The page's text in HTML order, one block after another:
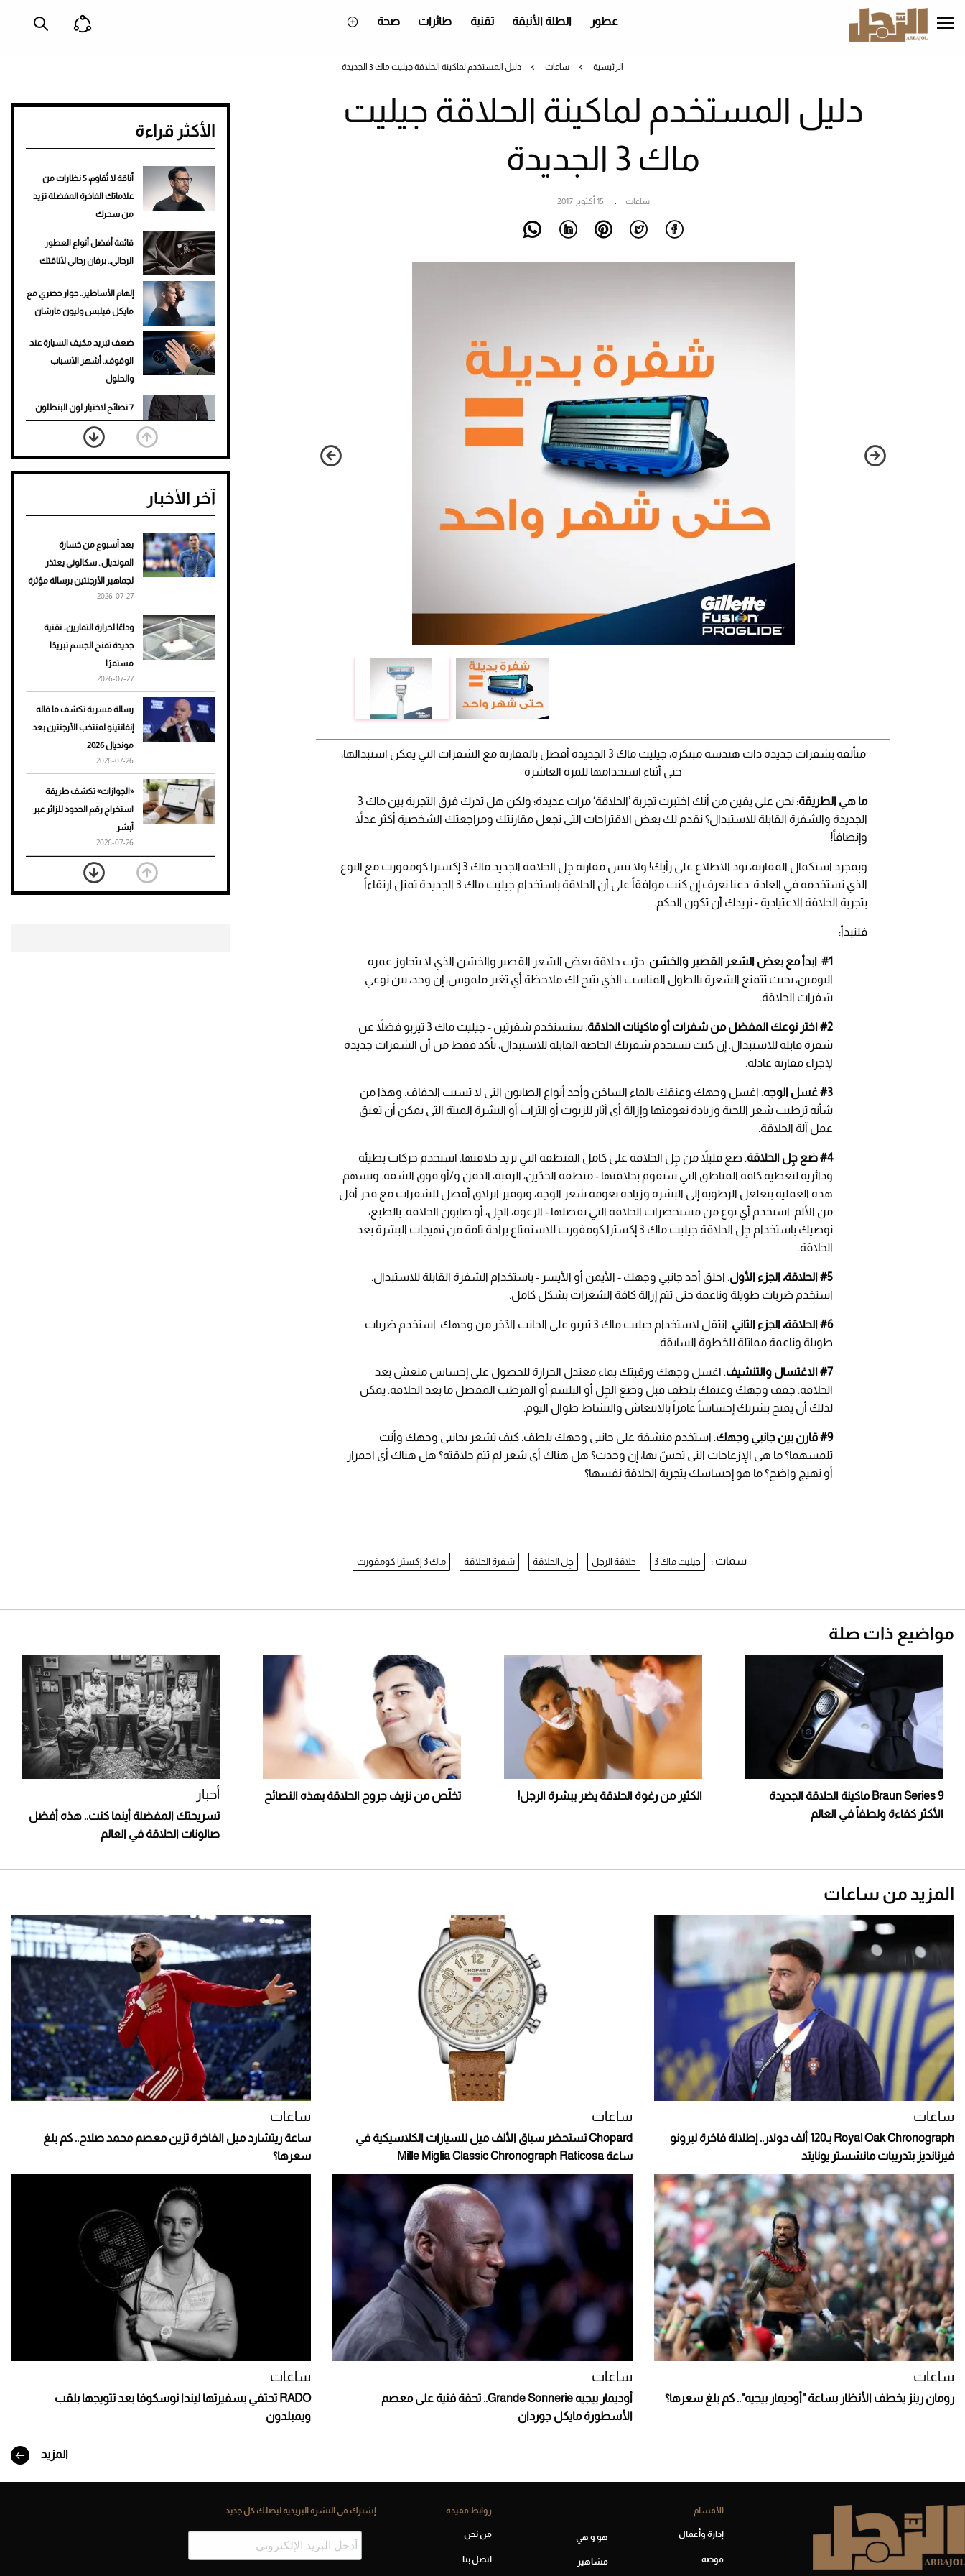
إلى
المحتوى
عطور الطلة الأنيقة تقنية طائرات صحة
الرئيسية ساعات دليل المستخدم لماكينة الحلاقة جيليت ماك 3 الجديدة
دليل المستخدم لماكينة الحلاقة جيليت
ماك 3 الجديدة
ساعات 15 أكتوبر 2017
متألقة بشفرات جديدة ذات هندسة مبتكرة، جيليت ماك 3 الجديدة أفضل بالمقارنة مع الشفرات التي يمكن استبدالها،
حتى أثناء استخدامها للمرة العاشرة
ما هي الطريقة:
نحن على يقين من أنك اختبرت تجربة ’الحلاقة‘ مرات عديدة؛ ولكن هل تدرك فرق التجربة بين ماك 3
الجديدة والشفرة القابلة للاستبدال؟ نقدم لك بعض الاقتراحات التي تجعل مقارنتك ومراجعتك الشخصية أكثر عدلاً
وإنصافاً!
وبمجرد استكمال المقارنة، نود الاطلاع على رأيك! ولا تنس مقارنة جِل الحلاقة الجديد ماك 3 إكسترا كومفورت مع النوع
الذي تستخدمه في العادة. دعنا نعرف إن كنت موافقاً على أن الحلاقة باستخدام جيليت ماك 3 الجديدة تمثل ارتقاءاً
بتجربة الحلاقة الاعتيادية - نريدك أن تكون الحكم.
فلنبدأ:
#1 ابدأ مع بعض الشعر القصير والخشن
. جرّب حلاقة بعض الشعر القصير والخشن الذي لا يتجاوز عمره
اليومين، بحيث تتمتع الشعرة بالطول المناسب الذي يتيح لك ملاحظة أي تغير ملموس، إن وجد، بين نوعي
شفرات الحلاقة.
#2 اختر نوعك المفضل من شفرات أو ماكينات الحلاقة
. سنستخدم شفرتين - جيليت ماك 3 تيربو فضلاً عن
شفرة قابلة للاستبدال. إن كنت تستخدم شفرتك الخاصة القابلة للاستبدال، تأكد فقط من أن الشفرات جديدة
لإجراء مقارنة عادلة.
#3 غسل الوجه
. اغسل وجهك وعنقك بالماء الساخن وأحد أنواع الصابون التي لا تسبب الجفاف. وهذا من
شأنه ترطيب شعر اللحية وزيادة نعومتها وإزالة أي آثار للزيوت أو التراب أو البشرة الميتة التي يمكن أن تعيق
عمل آلة الحلاقة.
#4 ضع جِل الحلاقة
. ضع قليلاً من جِل الحلاقة على كامل المنطقة التي تريد حلاقتها. استخدم حركات بطيئة
ودائرية لتغطية كافة المناطق التي ستقوم بحلاقتها - منطقة الخدّين، الرقبة، الذقن و/أو فوق الشفة. وتسهم
هذه العملية بتغلغل الرطوبة إلى البشرة وزيادة نعومة شعر الوجه، وتوفير انزلاق أفضل للشفرات مع قدر أقل
من الألم. استخدم أي نوع من مستحضرات الحلاقة التي تفضلها - الرغوة، الجِل، أو صابون الحلاقة. بالطبع،
نوصيك باستخدام جِل الحلاقة جيليت ماك 3 إكسترا كومفورت للاستمتاع براحة تامة من تهيجات البشرة بعد
الحلاقة.
#5 الحلاقة، الجزء الأول
. احلق أحد جانبي وجهك - الأيمن أو الأيسر - باستخدام الشفرة القابلة للاستبدال.
استخدم ضربات طويلة وناعمة حتى تتم إزالة كافة الشعرات بشكل كامل.
#6 الحلاقة، الجزء الثاني
. انتقل لاستخدام جيليت ماك 3 تيربو على الجانب الآخر من وجهك. استخدم ضربات
طويلة وناعمة مماثلة للخطوة السابقة.
#7 الاغتسال والتنشيف
. اغسل وجهك ورقبتك بماء معتدل الحرارة للحصول على إحساس منعش بعد
الحلاقة. جفف وجهك وعنقك بلطف قبل وضع الجِل أو البلسم أو المرطب المفضل ما بعد الحلاقة. يمكن
لذلك أن يمنح بشرتك إحساساً غامراً بالانتعاش والنشاط طوال اليوم.
#9 قارن بين جانبي وجهك
. استخدم منشفة على جانبي وجهك بلطف. كيف تشعر بجانبي وجهك وأنت
تلمسهما؟ ما هي الإزعاجات التي تحسّ بها، إن وجدت؟ هل هناك أي شعر لم تتم حلاقته؟ هل هناك أي احمرار
أو تهيج واضح؟ ما هو إحساسك بتجربة الحلاقة نفسها؟
الأكثر قراءة
أناقة لا تُقاوم: 5 نظارات من
علاماتك الفاخرة المفضلة تزيد
من سحرك
قائمة أفضل أنواع العطور
الرجالي.. برفان رجالي لأناقتك
إلهام الأساطير.. حوار حصري مع
مايكل فيلبس وليون مارشان
ضعف تبريد مكيف السيارة عند
الوقوف.. أشهر الأسباب
والحلول
7 نصائح لاختيار لون البنطلون
المناسب للقميص الأسود
نرى المستقبل من خلال
تصميماتنا.. كيف حجزت 1886
تمنحك فخامة استثنائية
هوى الأبطال
أفضل تدريج للشعر الطويل
لإطلالة جريئة وعصرية
للرجال
آخر الأخبار
بعد أسبوع من خسارة
المونديال.. سكالوني يعتذر
لجماهير الأرجنتين برسالة مؤثرة
2026-07-27
وداعًا لحرارة التمارين.. تقنية
جديدة تمنح الجسم تبريدًا
مستمرًا
2026-07-27
رسالة مسربة تكشف ما قاله
إنفانتينو لمنتخب الأرجنتين بعد
مونديال 2026
2026-07-26
«الجوازات» تكشف طريقة
استخراج رقم الحدود للزائر عبر
أبشر
2026-07-26
بعد 7 أشهر من تعرضه لحادث
مروع.. جوشوا يفوز على برينغا
سمات : جيليت ماك 3 حلاقة الرجل جِل الحلاقة شفرة الحلاقة ماك 3 إكسترا كومفورت
مواضيع ذات صلة
Braun Series 9 ماكينة الحلاقة الجديدة
الأكثر كفاءة ولطفاً في العالم
الكثير من رغوة الحلاقة يضر ببشرة الرجل! تخلّص من نزيف جروح الحلاقة بهذه النصائح أخبار
تسريحتك المفضلة أينما كنت.. هذه أفضل
صالونات الحلاقة في العالم
المزيد من ساعات
ساعات
Royal Oak Chronograph بـ120 ألف دولار.. إطلالة فاخرة لبرونو
فيرنانديز بتدريبات مانشستر يونايتد
ساعات
Chopard تستحضر سباق الألف ميل للسيارات الكلاسيكية في
ساعة Mille Miglia Classic Chronograph Raticosa
ساعات
ساعة ريتشارد ميل الفاخرة تزين معصم محمد صلاح.. كم بلغ
سعرها؟
ساعات
رومان رينز يخطف الأنظار بساعة "أوديمار بيجيه".. كم بلغ سعرها؟
ساعات
أوديمار بيجيه Grande Sonnerie.. تحفة فنية على معصم
الأسطورة مايكل جوردان
ساعات
RADO تحتفي بسفيرتها ليندا نوسكوفا بعد تتويجها بلقب
ويمبلدون
المزيد
الأقسام
إدارة وأعمال
موضة
هو و هي
مشاهير
روابط مفيدة
من نحن
اتصل بنا
إشترك فى النشرة البريدية ليصلك كل جديد